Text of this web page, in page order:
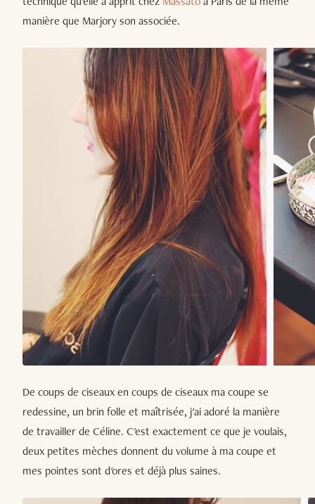
manière que Marjory son associée.
De coups de ciseaux en coups de ciseaux ma coupe se
redessine, un brin folle et maîtrisée, j'ai adoré la manière
de travailler de Céline. C'est exactement ce que je voulais,
deux petites mèches donnent du volume à ma coupe et
mes pointes sont d'ores et déjà plus saines.